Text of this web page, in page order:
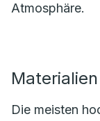
Atmosphäre.
Die meisten